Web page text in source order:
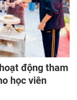
động tham
học viên